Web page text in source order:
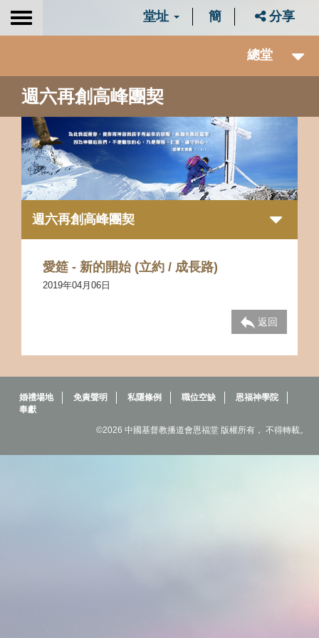
Toggle
堂址 簡 分享
總堂
週六再創高峰團契
週六再創高峰團契
愛筵 - 新的開始 (立約 / 成長路)
2019年04月06日
返回
婚禮場地 免責聲明 私隱條例 職位空缺
恩福神學院
奉獻
©2026 中國基督教播道會恩福堂 版權所有， 不得轉載。